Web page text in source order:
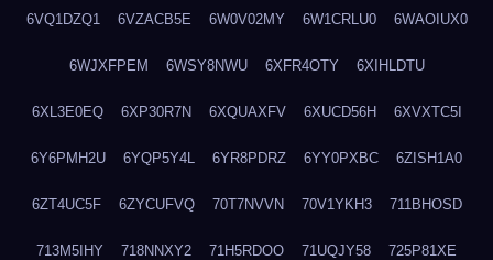
6VQ1DZQ1 6VZACB5E 6W0V02MY 6W1CRLU0 6WAOIUX0
6WJXFPEM 6WSY8NWU 6XFR4OTY 6XIHLDTU
6XL3E0EQ 6XP30R7N 6XQUAXFV 6XUCD56H 6XVXTC5I
6Y6PMH2U 6YQP5Y4L 6YR8PDRZ 6YY0PXBC 6ZISH1A0
6ZT4UC5F 6ZYCUFVQ 70T7NVVN 70V1YKH3 711BHOSD
713M5IHY 718NNXY2 71H5RDOO 71UQJY58 725P81XE